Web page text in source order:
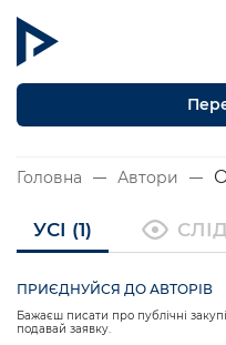
Головна Автори
УСІ (1)
ПРИЄДНУЙСЯ ДО АВТОРІВ
Бажаєш писати про публічні
подавай заявку.